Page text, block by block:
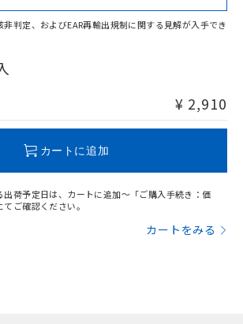
が混在する可能性があります。
い。
判定、およびEAR再輸出規制に関する見解が入手でき
¥ 2,910
カートに追加
出荷予定日は、カートに追加～「ご購入手続き：価
ご確認ください。
カートをみる